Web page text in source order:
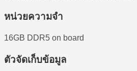
หน่วยความจำ
16GB DDR5 on board
ตัวจัดเก็บข้อมูล